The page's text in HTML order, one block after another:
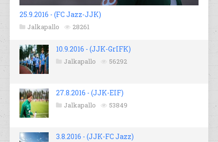
25.9.2016 - (FC Jazz-JJK)
Jalkapallo 28261
10.9.2016 - (JJK-GrIFK)
Jalkapallo 56292
27.8.2016 - (JJK-EIF)
Jalkapallo 53849
3.8.2016 - (JJK-FC Jazz)